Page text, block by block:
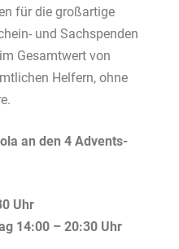
für die großartige
und Sachspenden
Gesamtwert von
Helfern, ohne
an den 4 Advents-
Uhr
14:00 – 20:30 Uhr